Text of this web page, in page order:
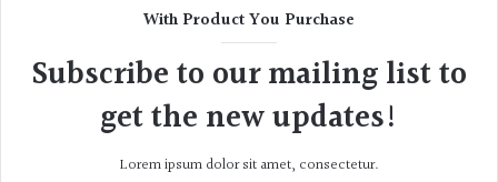
With Product You Purchase
Subscribe to our mailing list to
get the new updates!
Lorem ipsum dolor sit amet, consectetur.